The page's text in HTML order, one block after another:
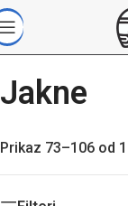
Jakne
Prikaz 73–106 od